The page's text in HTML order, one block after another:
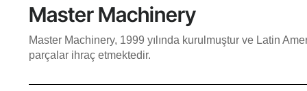
Master Machinery
Master Machinery, 1999 yılında kurulmuştur ve Latin
parçalar ihraç etmektedir.